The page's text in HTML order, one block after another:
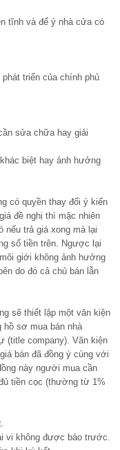
tĩnh và để ý nhà cửa có
triển của chính phủ
sửa chữa hay giải
biệt hay ảnh hưởng
có quyền thay đổi ý kiến
đề nghị thì mặc nhiên
nếu trả giá xong mà lại
số tiền trên. Ngược lại
giới không ảnh hưởng
do đó cả chủ bán lẫn
sẽ thiết lập một văn kiện
sơ mua bán nhà
(title company). Văn kiện
bán đã đồng ý cùng với
này người mua cần
tiền cọc (thường từ 1%
vi không được báo trước.